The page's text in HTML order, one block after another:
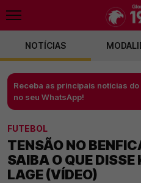
NOTÍCIAS
Receba as principais notícias
no seu WhatsApp!
FUTEBOL
TENSÃO NO
SAIBA O QUE
LAGE (VÍDEO)